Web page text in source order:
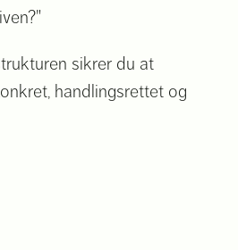
sikrer du at
handlingsrettet og